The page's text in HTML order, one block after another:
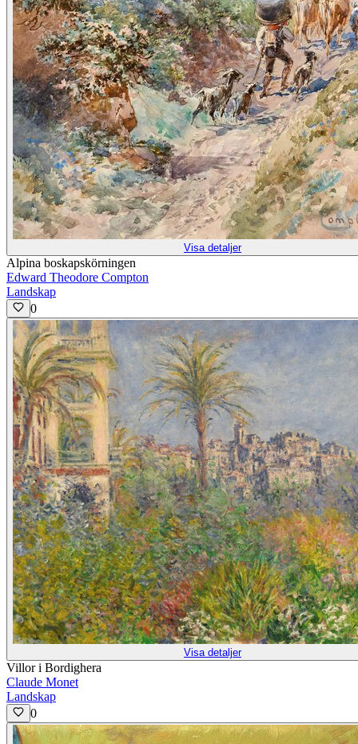
Visa detaljer
Alpina boskapskörningen
Edward Theodore Compton
Landskap
0
Visa detaljer
Villor i Bordighera
Claude Monet
Landskap
0